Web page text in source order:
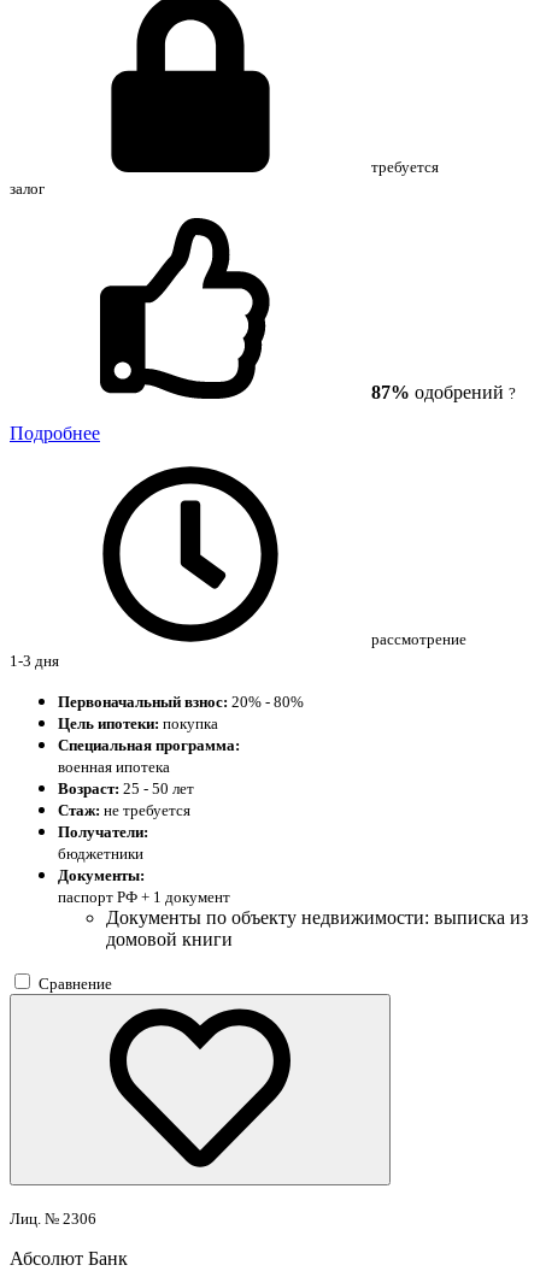
требуется
залог
87% одобрений ?
Подробнее
рассмотрение
1-3 дня
Первоначальный взнос: 20% - 80%
Цель ипотеки: покупка
Специальная программа:
военная ипотека
Возраст: 25 - 50 лет
Стаж: не требуется
Получатели:
бюджетники
Документы:
паспорт РФ + 1 документ
Документы по объекту недвижимости: выписка из
домовой книги
Сравнение
Лиц. № 2306
Абсолют Банк